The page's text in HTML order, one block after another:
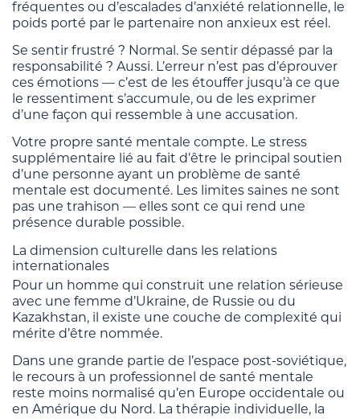
fréquentes ou d’escalades d’anxiété relationnelle, le
poids porté par le partenaire non anxieux est réel.
Se sentir frustré ? Normal. Se sentir dépassé par la
responsabilité ? Aussi. L’erreur n’est pas d’éprouver
ces émotions — c’est de les étouffer jusqu’à ce que
le ressentiment s’accumule, ou de les exprimer
d’une façon qui ressemble à une accusation.
Votre propre santé mentale compte. Le stress
supplémentaire lié au fait d’être le principal soutien
d’une personne ayant un problème de santé
mentale est documenté. Les limites saines ne sont
pas une trahison — elles sont ce qui rend une
présence durable possible.
La dimension culturelle dans les relations
internationales
Pour un homme qui construit une relation sérieuse
avec une femme d’Ukraine, de Russie ou du
Kazakhstan, il existe une couche de complexité qui
mérite d’être nommée.
Dans une grande partie de l’espace post-soviétique,
le recours à un professionnel de santé mentale
reste moins normalisé qu’en Europe occidentale ou
en Amérique du Nord. La thérapie individuelle, la